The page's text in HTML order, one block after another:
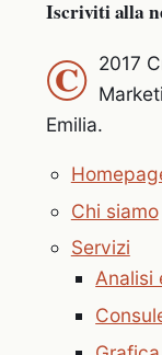
Iscriviti alla
© 2017
Emilia.
Chi siamo
Servizi
Analisi